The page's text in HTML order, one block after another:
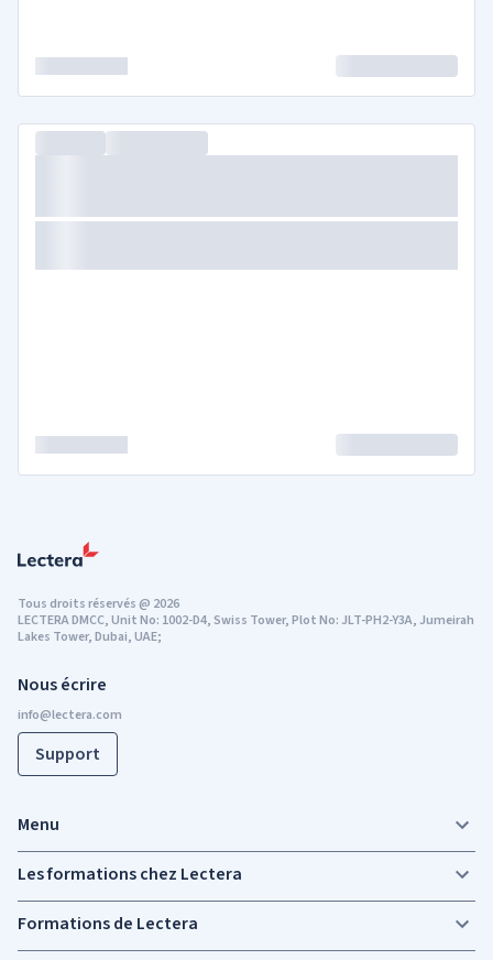
Nous écrire
Support
Tous droits réservés@ 2026
LECTERA DMCC, Unit No: 1002-D4, Swiss Tower, Plot No: JLT-PH2-Y3A, Jumeirah
Lakes Tower, Dubai, UAE;
Menu
Les formations chez Lectera
Formations de Lectera